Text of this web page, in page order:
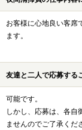
お客様に心地良い客席
ます。
友達と二人で応募する
可能です。
しかし、応募は、各自
ませんのでご了承くだ